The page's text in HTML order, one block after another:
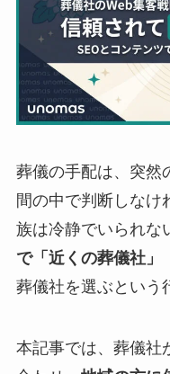
葬儀の手配は、突然
間の中で判断しなけ
族は冷静でいられな
で「近くの葬儀社」
葬儀社を選ぶという
本記事では、葬儀社